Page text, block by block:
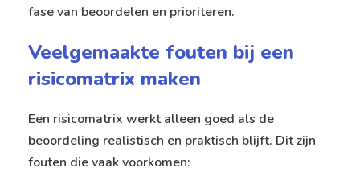
fase van beoordelen en prioriteren.
Veelgemaakte fouten bij een
risicomatrix maken
Een risicomatrix werkt alleen goed als de
beoordeling realistisch en praktisch blijft. Dit zijn
fouten die vaak voorkomen: